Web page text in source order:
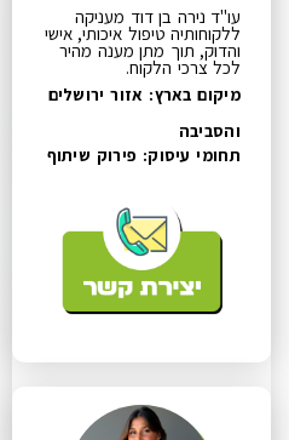
עו"ד נירה בן דוד מעניקה
ללקוחותיה טיפול איכותי, אישי
והדוק, תוך מתן מענה מהיר
לכל צרכי הלקוח.
מיקום בארץ: אזור ירושלים
והסביבה
תחומי עיסוק: פירוק שיתוף